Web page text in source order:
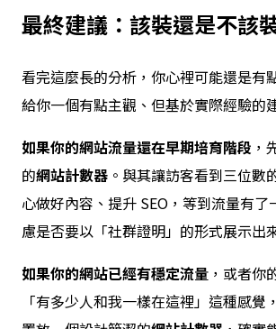
最終建議：該裝還是不該
看完這麼長的分析，你心裡可能還是有
給你一個有點主觀、但基於實際經驗的
如果你的網站流量還在早期培育階段 ，
的網站計數器 。與其讓訪客看到三位數
心做好內容、提升 SEO，等到流量有了
慮是否要以「社群證明」的形式展示出
如果你的網站已經有穩定流量 ，或者你
「有多少人和我一樣在這裡」這種感覺